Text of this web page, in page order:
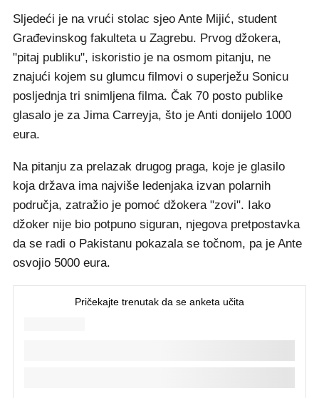
Sljedeći je na vrući stolac sjeo Ante Mijić, student
Građevinskog fakulteta u Zagrebu. Prvog džokera,
"pitaj publiku", iskoristio je na osmom pitanju, ne
znajući kojem su glumcu filmovi o superježu Sonicu
posljednja tri snimljena filma. Čak 70 posto publike
glasalo je za Jima Carreyja, što je Anti donijelo 1000
eura.
Na pitanju za prelazak drugog praga, koje je glasilo
koja država ima najviše ledenjaka izvan polarnih
područja, zatražio je pomoć džokera "zovi". Iako
džoker nije bio potpuno siguran, njegova pretpostavka
da se radi o Pakistanu pokazala se točnom, pa je Ante
osvojio 5000 eura.